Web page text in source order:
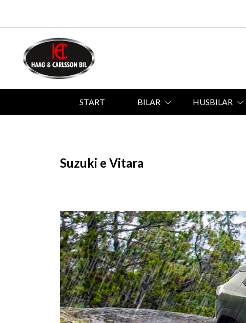
START BILAR HUSBILAR
Suzuki e Vitara